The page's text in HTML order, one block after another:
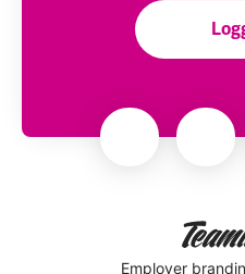
Employer